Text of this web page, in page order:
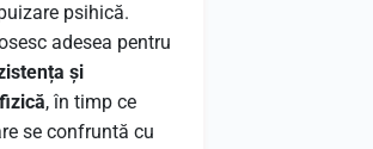
psihică.
adesea pentru
și
, în timp ce
se confruntă cu